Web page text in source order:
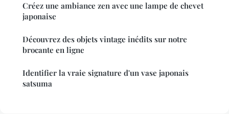
Créez une ambiance zen avec une lampe de chevet
japonaise
Découvrez des objets vintage inédits sur notre
brocante en ligne
Identifier la vraie signature d'un vase japonais
satsuma